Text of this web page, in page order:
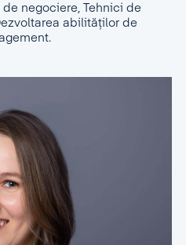
negociere, Tehnici de
abilităților de